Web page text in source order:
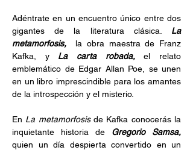
Adéntrate en un encuentro único entre dos
gigantes de la literatura clásica. La
metamorfosis,
  la obra maestra de Franz
Kafka, y La carta robada, el relato
emblemático de Edgar Allan Poe, se unen
en un libro imprescindible para los amantes
de la introspección y el misterio.
En La metamorfosis de Kafka conocerás la
inquietante historia de Gregorio Samsa,
quien un día despierta convertido en un